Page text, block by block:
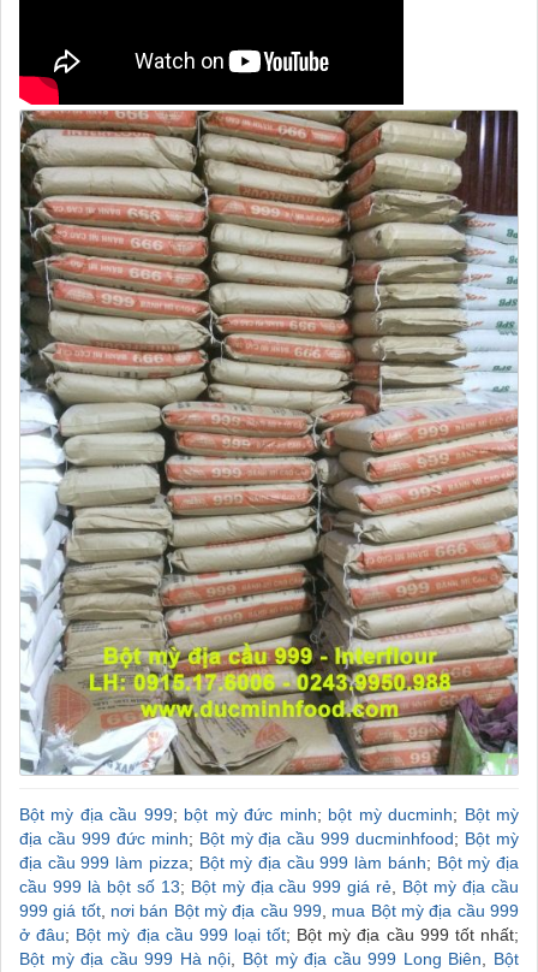
Bột mỳ địa cầu 999; bột mỳ đức minh; bột mỳ ducminh; Bột mỳ
địa cầu 999 đức minh; Bột mỳ địa cầu 999 ducminhfood; Bột mỳ
địa cầu 999 làm pizza; Bột mỳ địa cầu 999 làm bánh; Bột mỳ địa
cầu 999 là bột số 13; Bột mỳ địa cầu 999 giá rẻ
Bột mỳ địa cầu
999 giá tốt, nơi bán Bột mỳ địa cầu 999 mua Bột mỳ địa cầu 999
ở đâu; Bột mỳ địa cầu 999 loại tốt; Bột mỳ địa cầu 999 tốt nhất;
Bột mỳ địa cầu 999 Hà nội
Bột mỳ địa cầu 999 Long Biên
Bột